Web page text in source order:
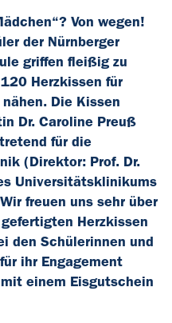
Von wegen!
der Nürnberger
griffen fleißig zu
Herzkissen für
Die Kissen
Dr. Caroline Preuß
für die
(Direktor: Prof. Dr.
Universitätsklinikums
freuen uns sehr über
Herzkissen
den Schülerinnen und
ihr Engagement
einem Eisgutschein